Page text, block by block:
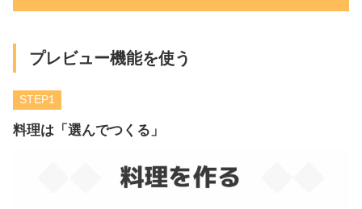
プレビュー機能を使う
STEP
料理は「選んでつくる」